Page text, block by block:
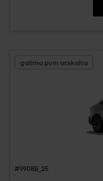
galima pvm atskaita
#9908B_25